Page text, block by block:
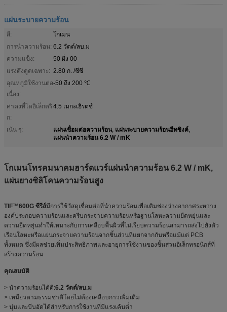
แผ่นระบายความร้อน
สี:
โกเมน
การนำความร้อน: 6.2 วัตต์/ลบ.ม
ความแข็ง:
50 ฝั่ง 00
แรงดึงดูดเฉพาะ: 2.80 ก. /ซีซี
อุณหภูมิใช้งานต่อ
เนื่อง:
-50 ถึง 200 ℃
ค่าคงที่ไดอิเล็กตริ
ก:
4.5 เมกะเฮิรตซ์
เน้น ๆ: แผ่นเชื่อมต่อความร้อน, แผ่นระบายความร้อนฮีทซิงค์,
แผ่นนำความร้อน 6.2 W / mK
โกเมนโทรคมนาคมฮาร์ดแวร์แผ่นนำความร้อน 6.2 W / mK,
แผ่นยางซิลิโคนความร้อนสูง
TIF™600G ซีรีส์มีการใช้วัสดุเชื่อมต่อที่นำความร้อนเพื่อเติมช่องว่างอากาศระหว่าง
องค์ประกอบความร้อนและครีบกระจายความร้อนหรือฐานโลหะความยืดหยุ่นและ
ความยืดหยุ่นทำให้เหมาะกับการเคลือบพื้นผิวที่ไม่เรียบความร้อนสามารถส่งไปยังตัว
เรือนโลหะหรือแผ่นกระจายความร้อนจากชิ้นส่วนที่แยกจากกันหรือแม้แต่ PCB
ทั้งหมด ซึ่งมีผลช่วยเพิ่มประสิทธิภาพและอายุการใช้งานของชิ้นส่วนอิเล็กทรอนิกส์ที่
สร้างความร้อน
คุณสมบัติ
> นำความร้อนได้ดี:6.2 วัตต์/ลบ.ม
> เหนียวตามธรรมชาติโดยไม่ต้องเคลือบกาวเพิ่มเติม
> นุ่มและบีบอัดได้สำหรับการใช้งานที่มีแรงเค้นต่ำ